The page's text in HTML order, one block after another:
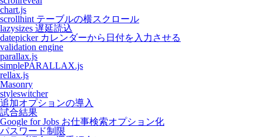
chart.js
scrollhint テーブルの横スクロール
lazysizes 遅延読込
datepicker カレンダーから日付を入力させる
validation engine
parallax.js
simplePARALLAX.js
rellax.js
Masonry
styleswitcher
追加オプションの導入
試合結果
Google for Jobs お仕事検索オプション化
パスワード制限